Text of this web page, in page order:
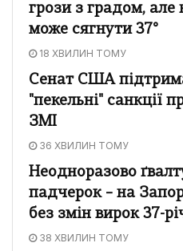
грози з градом, але
може сягнути 37°
18 ХВИЛИН ТОМУ
Сенат США
"пекельні" санкції
ЗМІ
36 ХВИЛИН ТОМУ
Неодноразово
падчерок – на
без змін вирок 37-
38 ХВИЛИН ТОМУ